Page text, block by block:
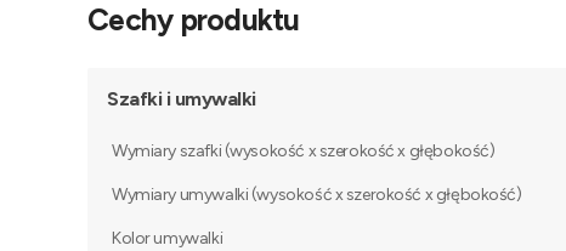
Cechy produktu
Szafki i umywalki
Wymiary szafki (wysokość x szerokość x głębokość)
Wymiary umywalki (wysokość x szerokość x głębokość)
Kolor umywalki